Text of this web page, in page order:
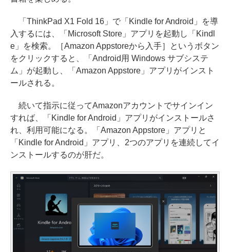
「ThinkPad X1 Fold 16」で「Kindle for Android」を導
入するには、「Microsoft Store」アプリを起動し「Kindl
e」を検索。［Amazon Appstoreから入手］というボタン
をクリックすると、「Android用 Windows サブシステ
ム」が起動し、「Amazon Appstore」アプリがインスト
ールされる。
続いて指示に従ってAmazonアカウントでサインイン
すれば、「Kindle for Android」アプリがインストールさ
れ、利用可能になる。「Amazon Appstore」アプリと
「Kindle for Android」アプリ、2つのアプリを連続してイ
ンストールするのが肝だ。